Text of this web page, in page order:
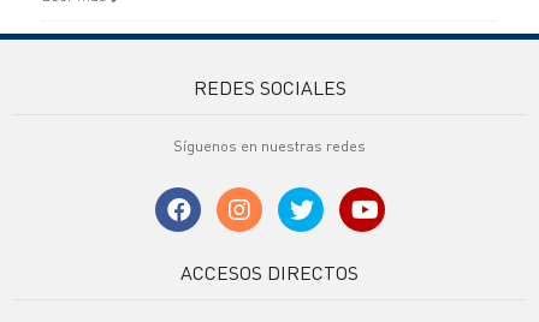
REDES SOCIALES
Síguenos en nuestras redes
ACCESOS DIRECTOS